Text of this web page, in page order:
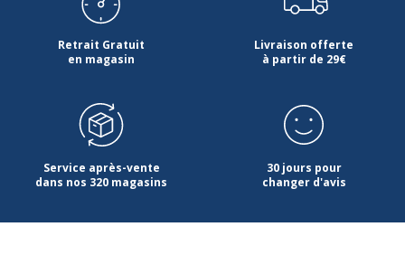
Données logistiques
Largeur emballée
Quantité emballée
Caractéristiques environnementales
Retrait Gratuit
en magasin
Livraison offerte
à partir de 29€
Service après-vente
dans nos 320 magasins
30 jours pour
changer d'avis